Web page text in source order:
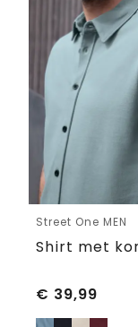
Street One MEN
€ 39,99